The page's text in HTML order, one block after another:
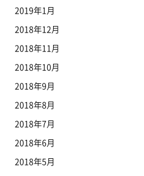
2019年1月
2018年12月
2018年11月
2018年10月
2018年9月
2018年8月
2018年7月
2018年6月
2018年5月